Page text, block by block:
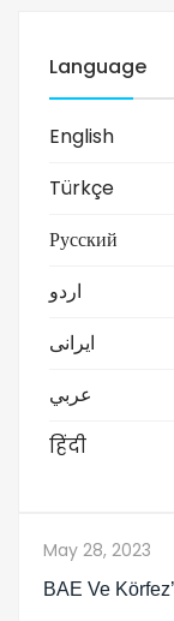
Language
English
Türkçe
Русский
اردو
ایرانی
عربي
हिंदी
May 28, 2023
BAE Ve